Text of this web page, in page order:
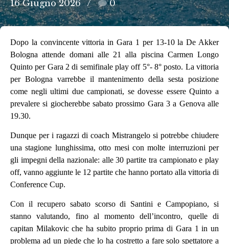
16 Giugno 2026 0
Dopo la convincente vittoria in Gara 1 per 13-10 la De Akker
Bologna attende domani alle 21 alla piscina Carmen Longo
Quinto per Gara 2 di semifinale play off 5°- 8° posto. La vittoria
per Bologna varrebbe il mantenimento della sesta posizione
come negli ultimi due campionati, se dovesse essere Quinto a
prevalere si giocherebbe sabato prossimo Gara 3 a Genova alle
19.30.
Dunque per i ragazzi di coach Mistrangelo si potrebbe chiudere
una stagione lunghissima, otto mesi con molte interruzioni per
gli impegni della nazionale: alle 30 partite tra campionato e play
off, vanno aggiunte le 12 partite che hanno portato alla vittoria di
Conference Cup.
Con il recupero sabato scorso di Santini e Campopiano, si
stanno valutando, fino al momento dell’incontro, quelle di
capitan Milakovic che ha subito proprio prima di Gara 1 in un
problema ad un piede che lo ha costretto a fare solo spettatore a